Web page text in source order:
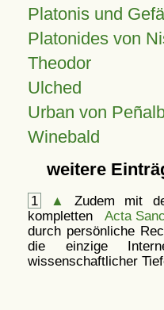
Platonis und
Platonides von
Theodor
Ulched
Urban von
Winebald
weitere
1 ▲
Zudem mit
kompletten Acta
durch persönliche
die einzige
wissenschaftlicher